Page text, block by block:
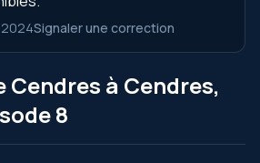
2024Signaler une correction
Cendres à Cendres,
8